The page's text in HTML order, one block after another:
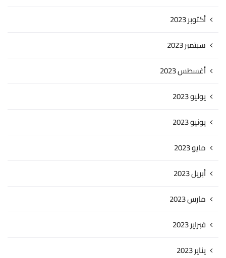
أكتوبر 2023
سبتمبر 2023
أغسطس 2023
يوليو 2023
يونيو 2023
مايو 2023
أبريل 2023
مارس 2023
فبراير 2023
يناير 2023